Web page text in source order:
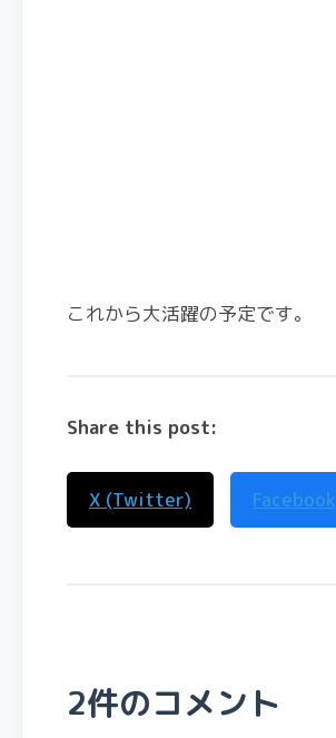
これから大活躍の予定です。
Share this post:
X (Twitter) Facebook
2件のコメント